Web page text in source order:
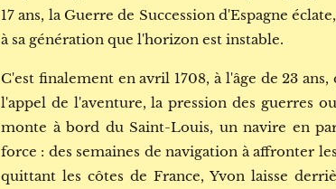
17 ans, la Guerre de Succession d'Espagne
à sa génération que l'horizon est instable.
C'est finalement en avril 1708, à l'âge de 23
l'appel de l'aventure, la pression des guerres
monte à bord du Saint-Louis, un navire en
force : des semaines de navigation à affronter
quittant les côtes de France, Yvon laisse